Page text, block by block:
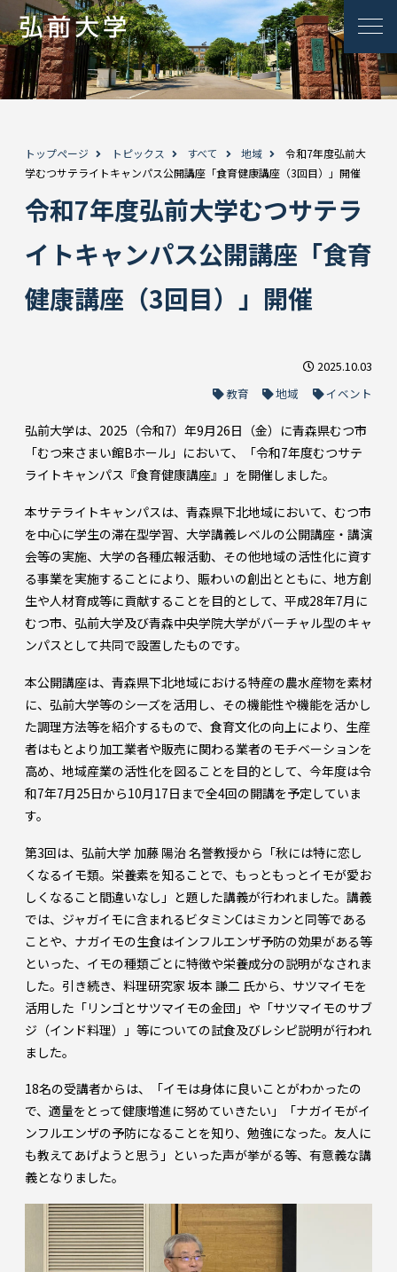
トップページ トピックス すべて 地域
令和7年度弘前大
学むつサテライトキャンパス公開講座「食育健康講座（3回目）」開催
令和7年度弘前大学むつサテラ
イトキャンパス公開講座「食育
健康講座（3回目）」開催
2025.10.03
教育
地域 イベント
弘前大学は、2025（令和7）年9月26日（金）に青森県むつ市
「むつ来さまい館Bホール」において、「令和7年度むつサテ
ライトキャンパス『食育健康講座』」を開催しました。
本サテライトキャンパスは、青森県下北地域において、むつ市
を中心に学生の滞在型学習、大学講義レベルの公開講座・講演
会等の実施、大学の各種広報活動、その他地域の活性化に資す
る事業を実施することにより、賑わいの創出とともに、地方創
生や人材育成等に貢献することを目的として、平成28年7月に
むつ市、弘前大学及び青森中央学院大学がバーチャル型のキャ
ンパスとして共同で設置したものです。
本公開講座は、青森県下北地域における特産の農水産物を素材
に、弘前大学等のシーズを活用し、その機能性や機能を活かし
た調理方法等を紹介するもので、食育文化の向上により、生産
者はもとより加工業者や販売に関わる業者のモチベーションを
高め、地域産業の活性化を図ることを目的として、今年度は令
和7年7月25日から10月17日まで全4回の開講を予定していま
す。
第3回は、弘前大学 加藤 陽治 名誉教授から「秋には特に恋し
くなるイモ類。栄養素を知ることで、もっともっとイモが愛お
しくなること間違いなし」と題した講義が行われました。講義
では、ジャガイモに含まれるビタミンCはミカンと同等である
ことや、ナガイモの生食はインフルエンザ予防の効果がある等
といった、イモの種類ごとに特徴や栄養成分の説明がなされま
した。引き続き、料理研究家 坂本 謙二 氏から、サツマイモを
活用した「リンゴとサツマイモの金団」や「サツマイモのサブ
ジ（インド料理）」等についての試食及びレシピ説明が行われ
ました。
18名の受講者からは、「イモは身体に良いことがわかったの
で、適量をとって健康増進に努めていきたい」「ナガイモがイ
ンフルエンザの予防になることを知り、勉強になった。友人に
も教えてあげようと思う」といった声が挙がる等、有意義な講
義となりました。